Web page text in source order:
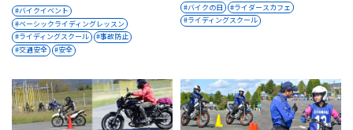
バイクイベント
ベーシックライディングレッスン
ライディングスクール
事故防止
交通安全
安全
バイクの日
ライダースカフェ
ライディングスクール